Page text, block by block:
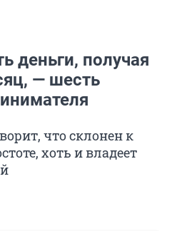
деньги, получая
— шесть
что склонен к
хоть и владеет